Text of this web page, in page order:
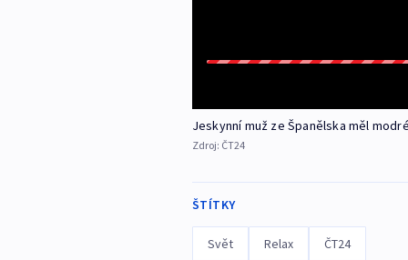
Jeskynní muž ze Španělska měl
Zdroj: ČT24
ŠTÍTKY
Svět Relax ČT24